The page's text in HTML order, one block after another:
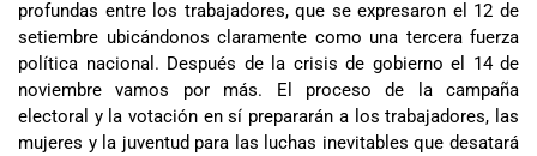
profundas entre los trabajadores, que se expresaron el 12 de
setiembre ubicándonos claramente como una tercera fuerza
política nacional. Después de la crisis de gobierno el 14 de
noviembre vamos por más. El proceso de la campaña
electoral y la votación en sí prepararán a los trabajadores, las
mujeres y la juventud para las luchas inevitables que desatará